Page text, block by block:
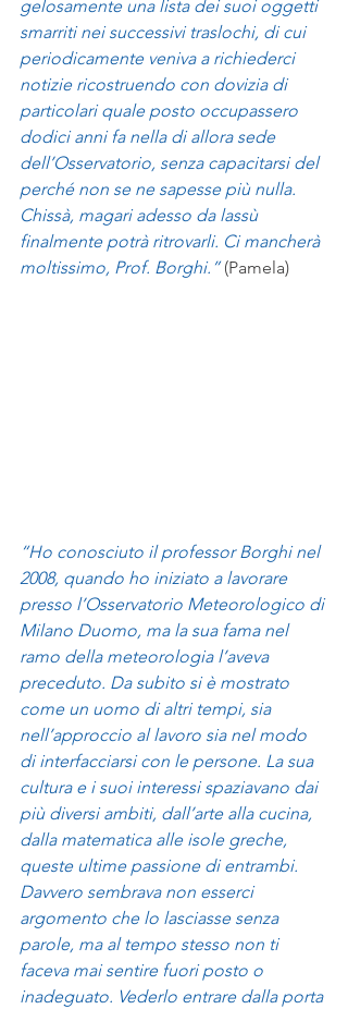
gelosamente una lista dei suoi oggetti
smarriti nei successivi traslochi, di cui
periodicamente veniva a richiederci
notizie ricostruendo con dovizia di
particolari quale posto occupassero
dodici anni fa nella di allora sede
dell’Osservatorio, senza capacitarsi del
perché non se ne sapesse più nulla.
Chissà, magari adesso da lassù
finalmente potrà ritrovarli. Ci mancherà
moltissimo, Prof. Borghi.” (Pamela)
“Ho conosciuto il professor Borghi nel
2008, quando ho iniziato a lavorare
presso l’Osservatorio Meteorologico di
Milano Duomo, ma la sua fama nel
ramo della meteorologia l’aveva
preceduto. Da subito si è mostrato
come un uomo di altri tempi, sia
nell’approccio al lavoro sia nel modo
di interfacciarsi con le persone. La sua
cultura e i suoi interessi spaziavano dai
più diversi ambiti, dall’arte alla cucina,
dalla matematica alle isole greche,
queste ultime passione di entrambi.
Davvero sembrava non esserci
argomento che lo lasciasse senza
parole, ma al tempo stesso non ti
faceva mai sentire fuori posto o
inadeguato. Vederlo entrare dalla porta